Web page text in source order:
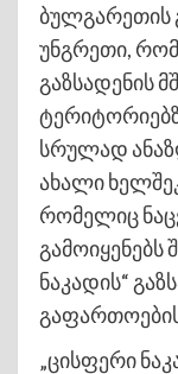
ბულგარეთის
უნგრეთი,
გაზსადენის
სრულად
ახალი
რომელიც
გამოიყენებს
ნაკადის“
„ცისფერი